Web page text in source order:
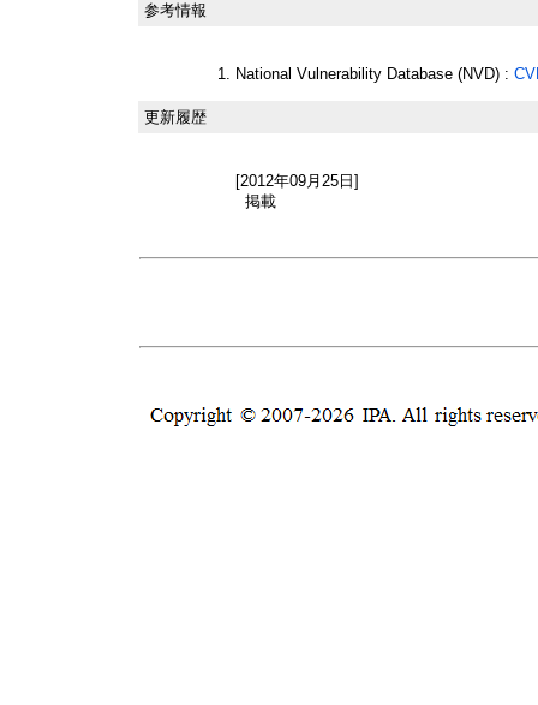
参考情報
National Vulnerability Database (NVD) :
更新履歴
[2012年09月25日]
掲載